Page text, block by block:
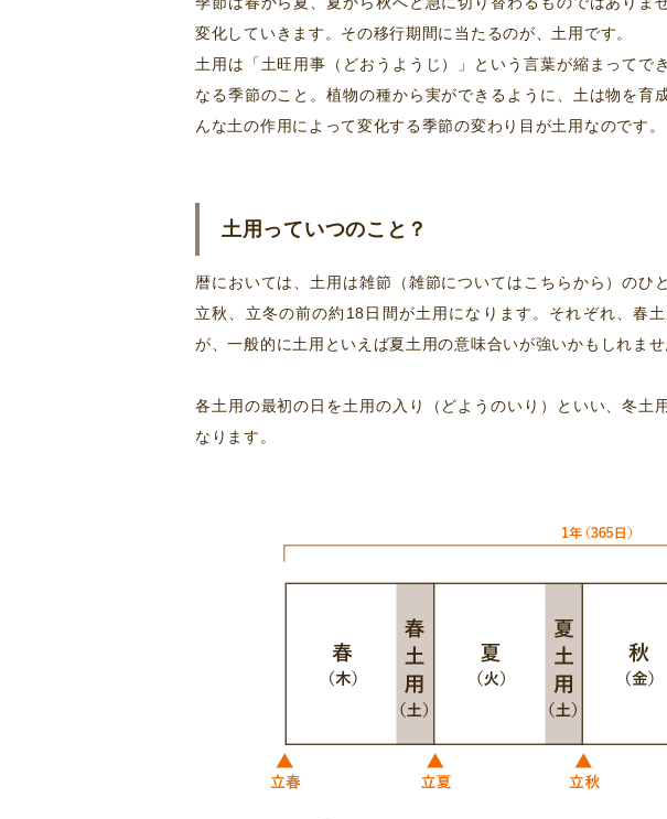
変化していきます。その移行期間に当たるのが、土用です。
土用は「土旺用事（どおうようじ）」という言葉が縮まってで
なる季節のこと。植物の種から実ができるように、土は物を育
んな土の作用によって変化する季節の変わり目が土用なのです。
土用っていつのこと？
暦においては、土用は雑節（雑節については こちらから）のひ
立秋、立冬の前の約18日間が土用になります。それぞれ、春
が、一般的に土用といえば夏土用の意味合いが強いかもしれませ
各土用の最初の日を土用の入り（どようのいり）といい、冬土
なります。